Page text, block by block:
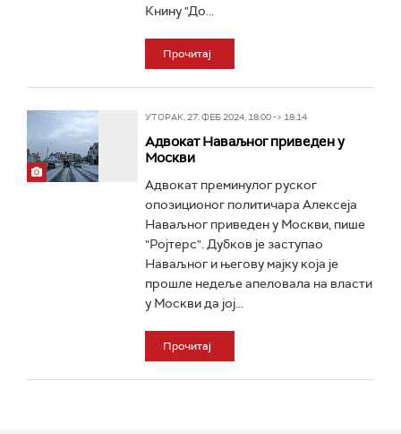
Книну "До...
Прочитај
УТОРАК, 27. ФЕБ 2024, 18:00 -> 18:14
Адвокат Наваљног приведен у
Москви
Адвокат преминулог руског
опозиционог политичара Алексеја
Наваљног приведен у Москви, пише
"Ројтерс". Дубков је заступао
Наваљног и његову мајку која је
прошле недеље апеловала на власти
у Москви да јој...
Прочитај